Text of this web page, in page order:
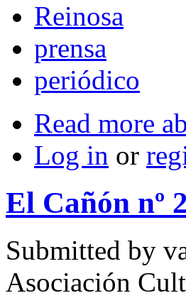
Reinosa
prensa
periódico
Read more
Log in or
El Cañón nº
Submitted by
Asociación